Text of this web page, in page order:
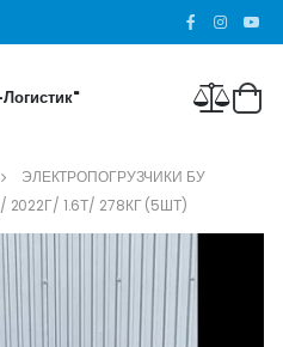
ЭЛЕКТРОПОГРУЗЧИКИ БУ
2022Г/ 1.6Т/ 278КГ (5ШТ)